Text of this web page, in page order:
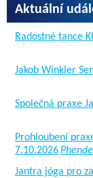
Aktuální
Radostné tance
Jakob Winkler
Společná praxe
Prohloubení
7.10.2026
Jantra jóga pro